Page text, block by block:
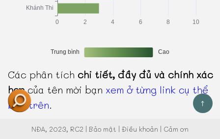
Các phân tích chi tiết, đầy đủ và chính xác
hơncủa tên mời bạn xem ở từng link cụ thể
bên trên. ↑
NĐA, 2023, RC2 | Bảo mật | Điều khoản | Cảm ơn